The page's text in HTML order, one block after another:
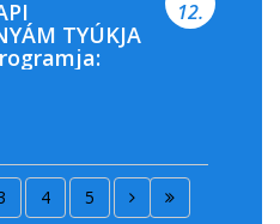
TYÚKJA
12.
4 5